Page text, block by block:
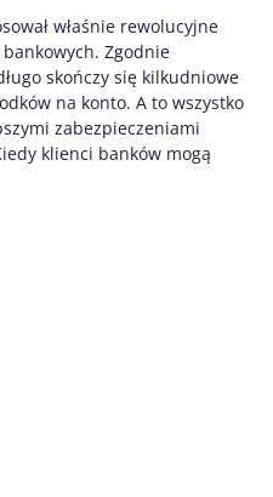
właśnie rewolucyjne
Zgodnie
skończy się kilkudniowe
na konto. A to wszystko
zabezpieczeniami
klienci banków mogą